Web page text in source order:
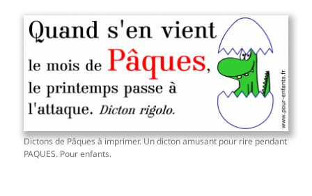
Dictons de Pâques à imprimer. Un dicton amusant pour rire pendant
PAQUES. Pour enfants.